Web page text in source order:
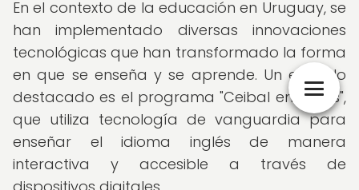
En el contexto de la educación en Uruguay, se
han implementado diversas innovaciones
tecnológicas que han transformado la forma
en que se enseña y se aprende. Un ejemplo
destacado es el programa "Ceibal en Inglés",
que utiliza tecnología de vanguardia para
enseñar el idioma inglés de manera
interactiva y accesible a través de